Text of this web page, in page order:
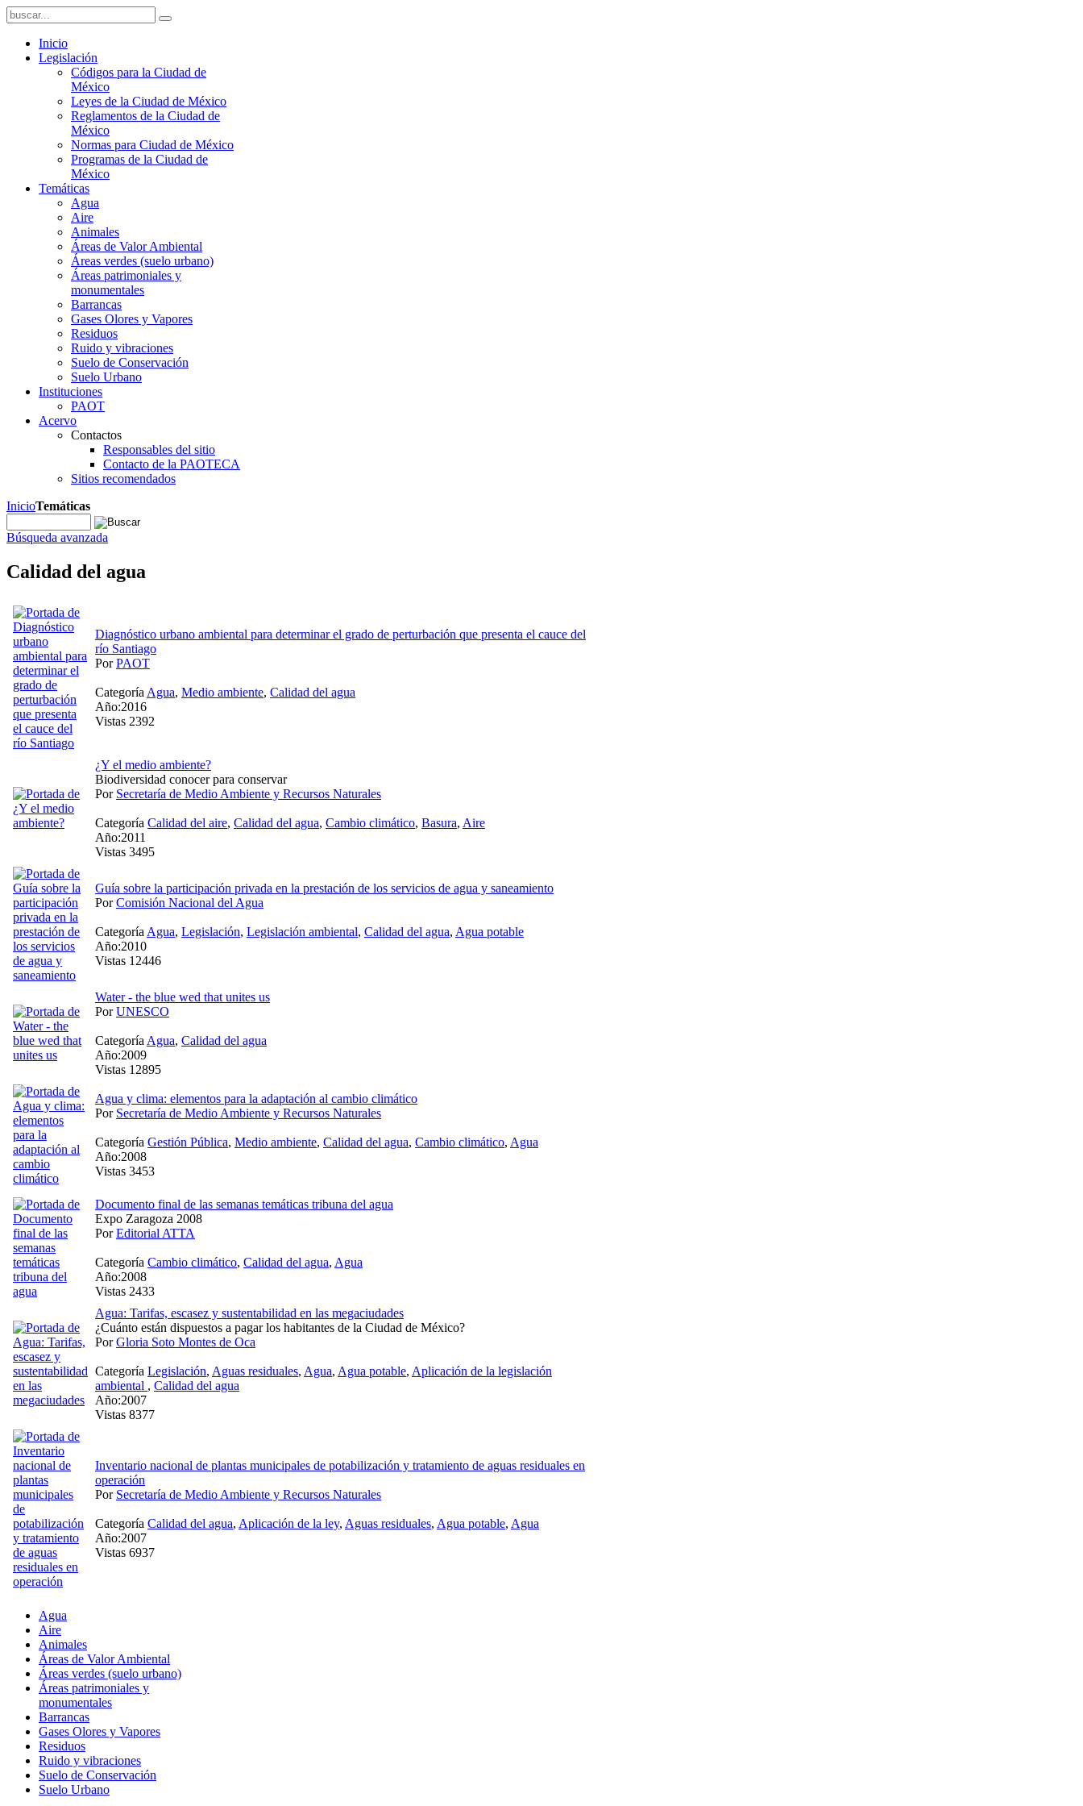
Inicio
Legislación
Códigos para la Ciudad de
México
Leyes de la Ciudad de México
Reglamentos de la Ciudad de
México
Normas para Ciudad de México
Programas de la Ciudad de
México
Temáticas
Agua
Aire
Animales
Áreas de Valor Ambiental
Áreas verdes (suelo urbano)
Áreas patrimoniales y
monumentales
Barrancas
Gases Olores y Vapores
Residuos
Ruido y vibraciones
Suelo de Conservación
Suelo Urbano
Instituciones
PAOT
Acervo
Contactos
Responsables del sitio
Contacto de la PAOTECA
Sitios recomendados
InicioTemáticas
Búsqueda avanzada
Calidad del agua
Diagnóstico urbano ambiental para determinar el grado de perturbación que presenta el cauce del
río Santiago
PorPAOT
Categoría Agua, Medio ambiente, Calidad del agua
Año:2016
Vistas 2392
¿Y el medio ambiente?
Biodiversidad conocer para conservar
Por Secretaría de Medio Ambiente y Recursos Naturales
Categoría Calidad del aire, Calidad del agua, Cambio climático, Basura, Aire
Año:2011
Vistas 3495
Guía sobre la participación privada en la prestación de los servicios de agua y saneamiento
PorComisión Nacional del Agua
Categoría Agua, Legislación, Legislación ambiental, Calidad del agua, Agua potable
Año:2010
Vistas 12446
Water - the blue wed that unites us
PorUNESCO
Categoría Agua, Calidad del agua
Año:2009
Vistas 12895
Agua y clima: elementos para la adaptación al cambio climático
Por Secretaría de Medio Ambiente y Recursos Naturales
Categoría Gestión Pública, Medio ambiente, Calidad del agua, Cambio climático, Agua
Año:2008
Vistas 3453
Documento final de las semanas temáticas tribuna del agua
Expo Zaragoza 2008
PorEditorial ATTA
Categoría Cambio climático, Calidad del agua, Agua
Año:2008
Vistas 2433
Agua: Tarifas, escasez y sustentabilidad en las megaciudades
¿Cuánto están dispuestos a pagar los habitantes de la Ciudad de México?
PorGloria Soto Montes de Oca
Categoría Legislación, Aguas residuales, Agua, Agua potable, Aplicación de la legislación
ambiental , Calidad del agua
Año:2007
Vistas 8377
Inventario nacional de plantas municipales de potabilización y tratamiento de aguas residuales en
operación
Por Secretaría de Medio Ambiente y Recursos Naturales
Categoría Calidad del agua, Aplicación de la ley, Aguas residuales, Agua potable, Agua
Año:2007
Vistas 6937
Agua
Aire
Animales
Áreas de Valor Ambiental
Áreas verdes (suelo urbano)
Áreas patrimoniales y
monumentales
Barrancas
Gases Olores y Vapores
Residuos
Ruido y vibraciones
Suelo de Conservación
Suelo Urbano